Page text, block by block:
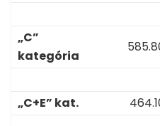
„C”
kategória
„C+E” kat.